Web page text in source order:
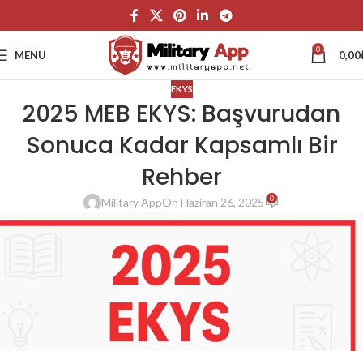
MENU 0 0,00
EKYS
2025 MEB EKYS: Başvurudan
Sonuca Kadar Kapsamlı Bir
Rehber
Military AppOn Haziran 26, 2025 0